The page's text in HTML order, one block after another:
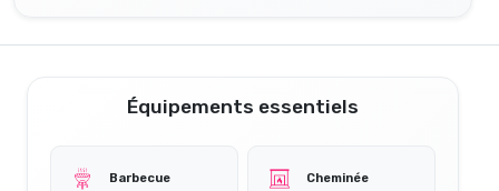
Équipements essentiels
Barbecue Cheminée